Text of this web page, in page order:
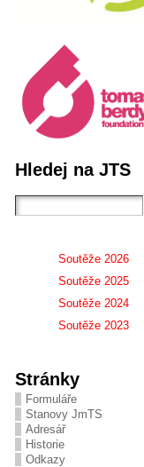
Hledej na JTS
Soutěže 2026
Soutěže 2025
Soutěže 2024
Soutěže 2023
Stránky
Formuláře
Stanovy JmTS
Adresář
Historie
Odkazy